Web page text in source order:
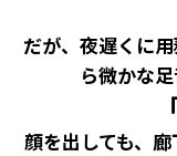
だが、夜遅くに
ら微かな
顔を出しても、